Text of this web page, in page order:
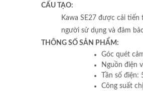
CẤU TẠO:
Kawa SE27 được cải
người sử dụng và đảm
THÔNG SỐ SẢN PHẨM:
Góc quét
Nguồn điện
Tần số
Công suất